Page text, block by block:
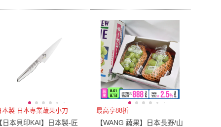
本製 日本專業蔬果小刀
日本貝印KAI】日本製-匠
最高享88折
【WANG 蔬果】日本長野/山